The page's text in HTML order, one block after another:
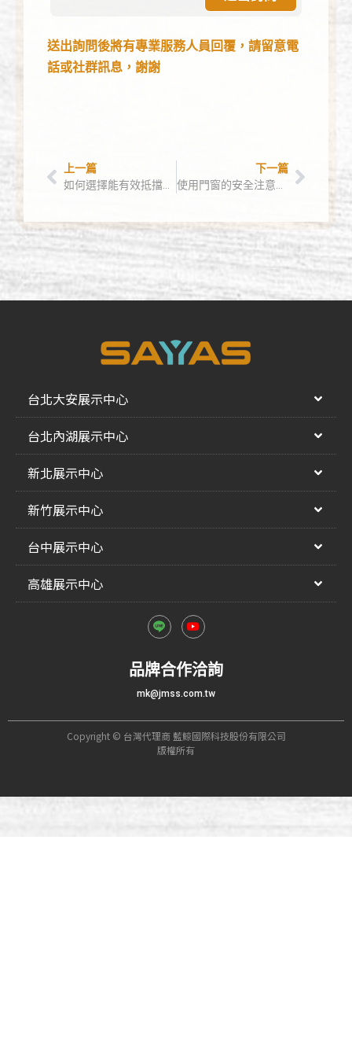
送出詢問後將有專業服務人員回覆，請留意電
話或社群訊息，謝謝
上一篇
如何選擇能有效抵擋霧霾的窗戶？
下一篇
使用門窗的安全注意事項
台北大安展示中心
台北內湖展示中心
新北展示中心
新竹展示中心
台中展示中心
高雄展示中心
品牌合作洽詢
mk@jmss.com.tw
Copyright © 台灣代理商 藍鯨國際科技股份有限公司
版權所有